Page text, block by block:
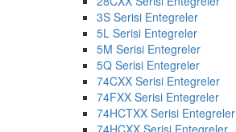
3S Serisi Entegreler
5L Serisi Entegreler
5M Serisi Entegreler
5Q Serisi Entegreler
74CXX Serisi Entegreler
74FXX Serisi Entegreler
74HCTXX Serisi Entegreler
74HCXX Serisi Entegreler